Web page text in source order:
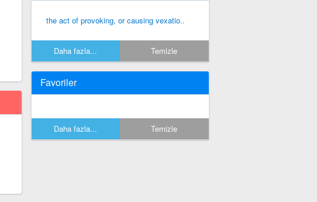
the act of provoking, or causing vexatio..
Daha fazla... Temizle
Favoriler
Daha fazla... Temizle